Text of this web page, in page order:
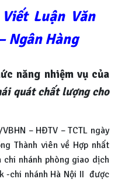
Luận Văn
Ngân Hàng
năng nhiệm vụ của
quát chất lượng cho
– HĐTV – TCTL ngày
Thành viên về Hợp nhất
nhánh phòng giao dịch
-chi nhánh Hà Nội II được